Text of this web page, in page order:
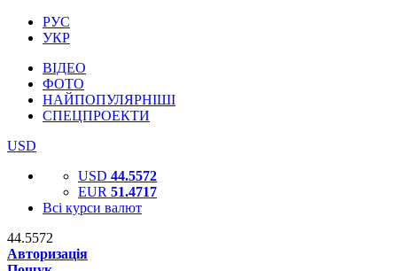
РУС
УКР
ВІДЕО
ФОТО
НАЙПОПУЛЯРНІШІ
СПЕЦПРОЕКТИ
USD
USD 44.5572
EUR 51.4717
Всі курси валют
44.5572
Авторизація